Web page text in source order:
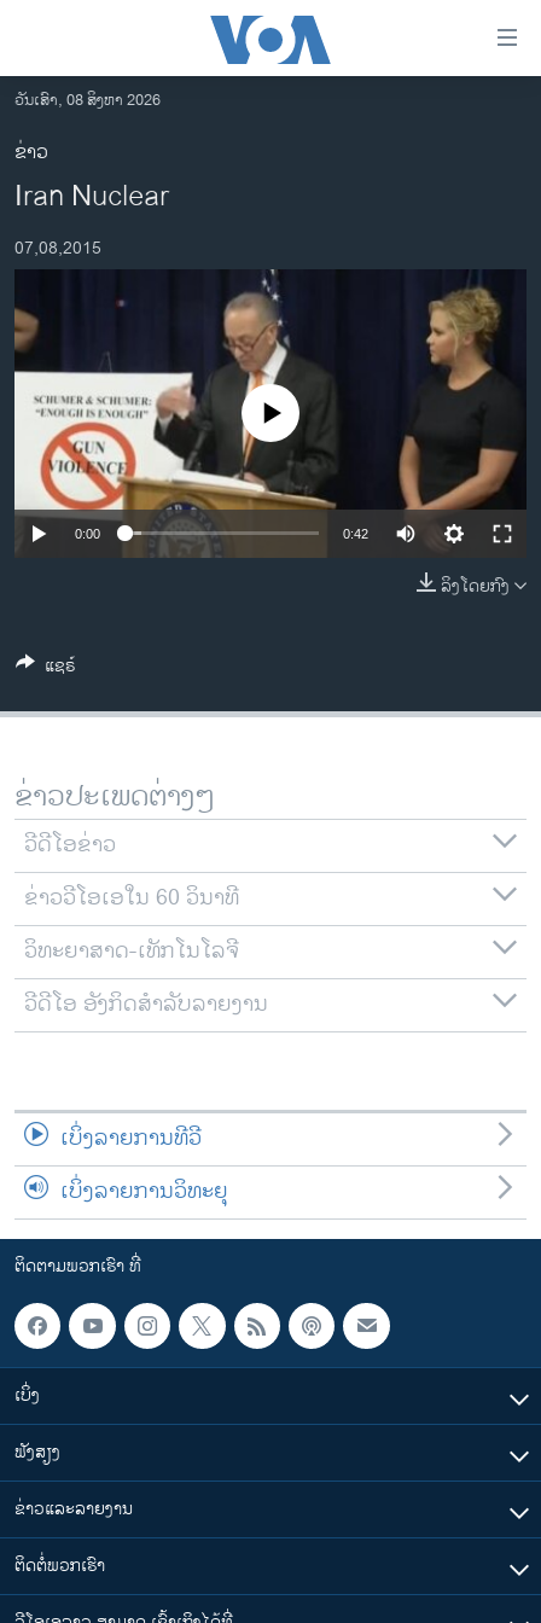
ເຂົ້າ
ຫາ
ຂ້າມ
ຂ້າມ
ໄປ
ຊອກ
ຄົ້ນ
ອາເມຣິກາ
ການເລືອກຕັ້ງ ປະທານາທີບໍດີ ສະຫະລັດ 2024
ໂລກ
ເອເຊຍ
ອິດສະຫຼະພາບດ້ານການຂ່າວ
ຊີວິດຊາວລາວ
ຊຸມຊົນຊາວລາວ
ວິທະຍາສາດ-ເທັກໂນໂລຈີ
ພາສາອັງກິດ
ລາຍການກະຈາຍສຽງ
ລາຍງານ
ຕິດຕາມພວກເຮົາ ທີ່
ພາສາຕ່າງໆ
ວັນເສົາ, 08 ສິງຫາ 2026
ຂ່າວ
Iran Nuclear
07,08,2015
No media source currently available
0:00 0:42
ລິງໂດຍກົງ
ແຊຣ໌
ຂ່າວປະເພດຕ່າງໆ
ວີດີໂອຂ່າວ
ຂ່າວວີໂອເອໃນ 60 ວິນາທີ
ວິທະຍາສາດ-ເທັກໂນໂລຈີ
ວີດີໂອ ອັງກິດສຳລັບລາຍງານ
ເບິ່ງລາຍການທີວີ
ເບິ່ງລາຍການວິທະຍຸ
ຕິດຕາມພວກເຮົາ ທີ່
ເບິ່ງ
ຟັງສຽງ
ຂ່າວແລະລາຍງານ
ຕິດຕໍ່ພວກເຮົາ